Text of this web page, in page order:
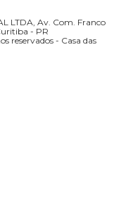
LTDA, Av. Com. Franco
- PR
reservados - Casa das